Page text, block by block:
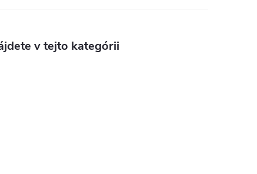
v tejto kategórii